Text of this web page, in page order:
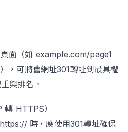
面（如 example.com/page1
，可將舊網址301轉址到最具權
與排名。
HTTPS）
時，應使用301轉址確保